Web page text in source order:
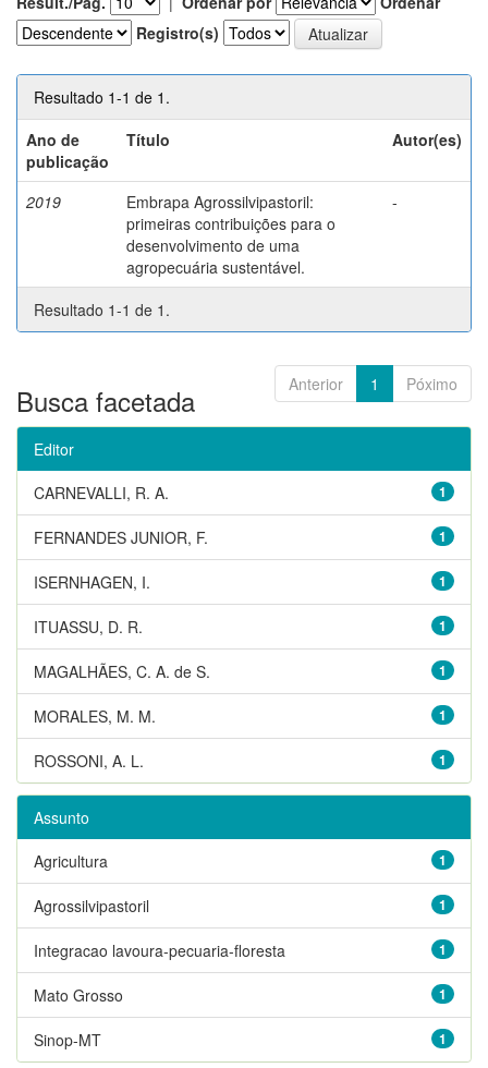
Registro(s)
Resultado 1-1 de 1.
Ano de
publicação
Título Autor(es)
2019
Embrapa Agrossilvipastoril:
primeiras contribuições para o
desenvolvimento de uma
agropecuária sustentável.
-
Resultado 1-1 de 1.
Anterior 1 Póximo
Busca facetada
Editor
1
CARNEVALLI, R. A.
1
FERNANDES JUNIOR, F.
1
ISERNHAGEN, I.
1
ITUASSU, D. R.
1
MAGALHÃES, C. A. de S.
1
MORALES, M. M.
1
ROSSONI, A. L.
Assunto
1
Agricultura
1
Agrossilvipastoril
1
Integracao lavoura-pecuaria-floresta
1
Mato Grosso
1
Sinop-MT